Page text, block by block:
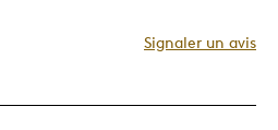
Signaler un avis